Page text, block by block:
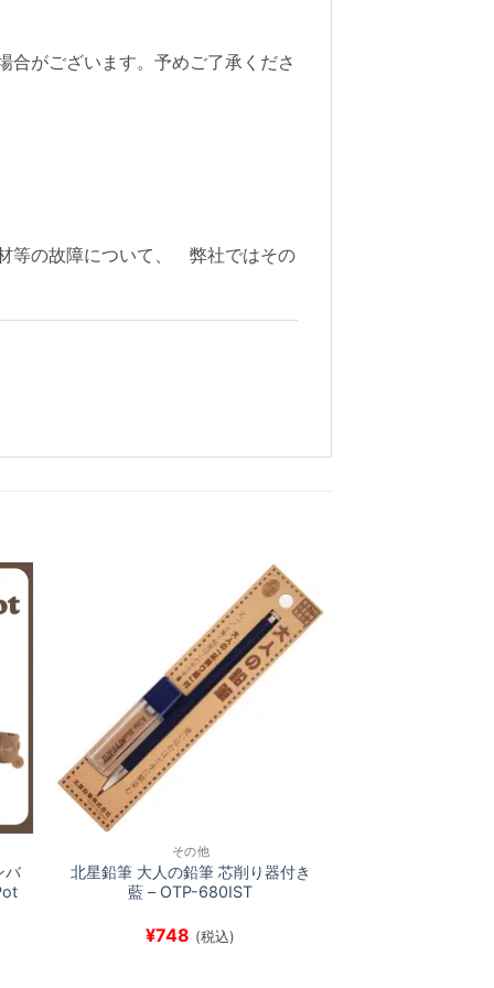
合がございます。予めご了承くださ
等の故障について、 弊社ではその
バ
その他
北星鉛筆 大人の鉛筆 芯削り器付き
藍 – OTP-680IST
¥748 (税込)